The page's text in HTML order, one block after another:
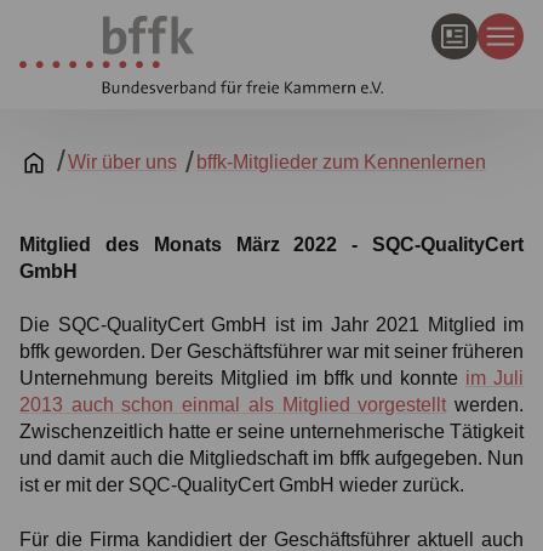
Wir über uns bffk-Mitglieder zum Kennenlernen
Mitglied des Monats März 2022 - SQC-QualityCert
GmbH
Die SQC-QualityCert GmbH ist im Jahr 2021 Mitglied im
bffk geworden. Der Geschäftsführer war mit seiner früheren
Unternehmung bereits Mitglied im bffk und konnte im Juli
2013 auch schon einmal als Mitglied vorgestellt werden.
Zwischenzeitlich hatte er seine unternehmerische Tätigkeit
und damit auch die Mitgliedschaft im bffk aufgegeben. Nun
ist er mit der SQC-QualityCert GmbH wieder zurück.
Für die Firma kandidiert der Geschäftsführer aktuell auch